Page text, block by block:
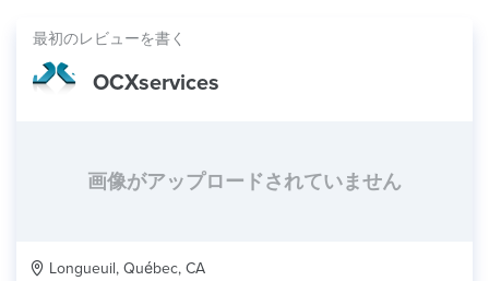
最初のレビューを書く
OCXservices
画像がアップロードされていません
Longueuil, Québec, CA